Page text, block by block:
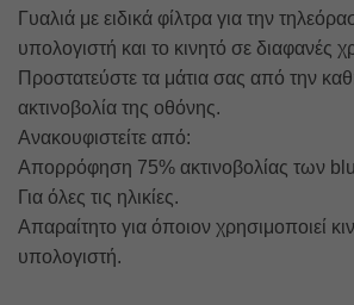
Γυαλιά με ειδικά φίλτρα για την
υπολογιστή και το κινητό σε διαφανές
Προστατεύστε τα μάτια σας από την
ακτινοβολία της οθόνης.
Ανακουφιστείτε από:
Απορρόφηση 75% ακτινοβολίας των
Για όλες τις ηλικίες.
Απαραίτητο για όποιον χρησιμοποιεί
υπολογιστή.